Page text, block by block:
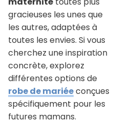
gracieuses les unes que
les autres, adaptées à
toutes les envies. Si vous
cherchez une inspiration
concrète, explorez
différentes options de
robe de mariéeconçues
spécifiquement pour les
futures mamans.